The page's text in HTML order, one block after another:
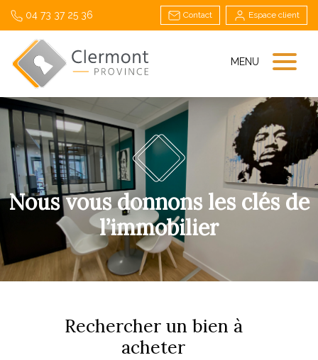
04 73 37 25 36 Contact Espace client
MENU
Nous vous donnons les clés de
l’immobilier
Rechercher un bien à
acheter